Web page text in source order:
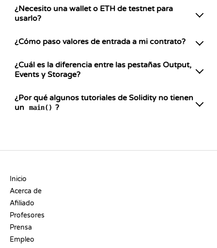
¿Necesito una wallet o ETH de testnet para
usarlo?
¿Cómo paso valores de entrada a mi contrato?
¿Cuál es la diferencia entre las pestañas Output,
Events y Storage?
¿Por qué algunos tutoriales de Solidity no tienen
un
main() ?
Inicio
Acerca de
Afiliado
Profesores
Prensa
Empleo